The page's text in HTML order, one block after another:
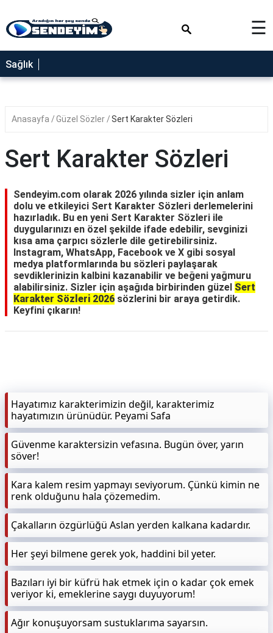
SAĞLIK
NEDİR
YEMEK
RÜYA
GEZİLECEK
YERLER
BLOG
☰
Sağlık
Anasayfa Güzel Sözler Sert Karakter Sözleri
Sert Karakter Sözleri
Sendeyim.com olarak 2026 yılında sizler için anlam
dolu ve etkileyici Sert Karakter Sözleri derlemelerini
hazırladık. Bu en yeni Sert Karakter Sözleri ile
duygularınızı en özel şekilde ifade edebilir, sevginizi
kısa ama çarpıcı sözlerle dile getirebilirsiniz.
Instagram, WhatsApp, Facebook ve X gibi sosyal
medya platformlarında bu sözleri paylaşarak
sevdiklerinizin kalbini kazanabilir ve beğeni yağmuru
alabilirsiniz. Sizler için aşağıda birbirinden güzel Sert
Karakter Sözleri 2026 sözlerini bir araya getirdik.
Keyfini çıkarın!
Hayatımız karakterimizin değil, karakterimiz
hayatımızın ürünüdür. Peyami Safa
Güvenme karaktersizin vefasına. Bugün över, yarın
söver!
Kara kalem resim yapmayı seviyorum. Çünkü kimin ne
renk olduğunu hala çözemedim.
Çakalların özgürlüğü Aslan yerden kalkana kadardır.
Her şeyi bilmene gerek yok, haddini bil yeter.
Bazıları iyi bir küfrü hak etmek için o kadar çok emek
veriyor ki, emeklerine saygı duyuyorum!
Ağır konuşuyorsam sustuklarıma sayarsın.